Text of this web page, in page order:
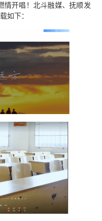
情开唱！北斗融媒、抚顺发
如下：